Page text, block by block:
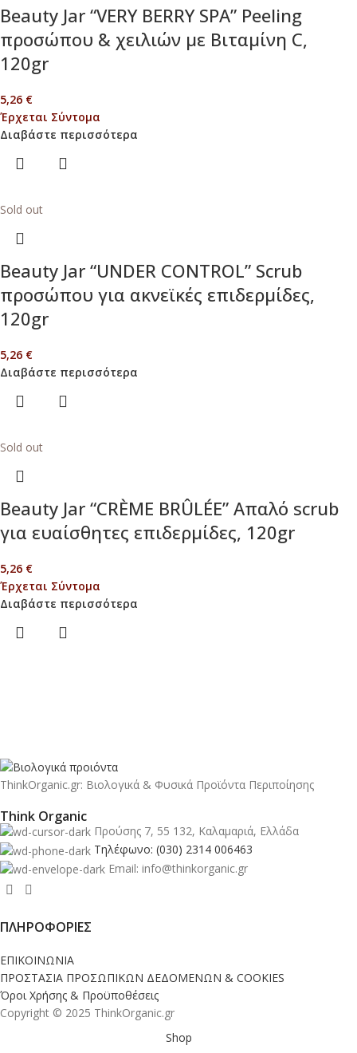
Beauty Jar “VERY BERRY SPA” Peeling
προσώπου & χειλιών με Βιταμίνη C,
120gr
5,26 €
Έρχεται Σύντομα
Διαβάστε περισσότερα
Sold out
Beauty Jar “UNDER CONTROL” Scrub
προσώπου για ακνεϊκές επιδερμίδες,
120gr
5,26 €
Διαβάστε περισσότερα
Sold out
Beauty Jar “CRÈME BRÛLÉE” Απαλό scrub
για ευαίσθητες επιδερμίδες, 120gr
5,26 €
Έρχεται Σύντομα
Διαβάστε περισσότερα
ThinkOrganic.gr: Βιολογικά & Φυσικά Προϊόντα Περιποίησης
Think Organic
Προύσης 7, 55 132, Καλαμαριά, Ελλάδα
Τηλέφωνο: (030) 2314 006463
Email: info@thinkorganic.gr
ΠΛΗΡΟΦΟΡΙΕΣ
ΕΠΙΚΟΙΝΩΝΙΑ
ΠΡΟΣΤΑΣΙΑ ΠΡΟΣΩΠΙΚΩΝ ΔΕΔΟΜΕΝΩΝ & COOKIES
Όροι Χρήσης & Προϋποθέσεις
Copyright © 2025 ThinkOrganic.gr
Shop